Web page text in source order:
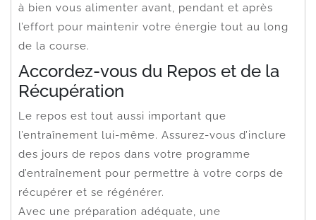
à bien vous alimenter avant, pendant et après
l’effort pour maintenir votre énergie tout au long
de la course.
Accordez-vous du Repos et de la
Récupération
Le repos est tout aussi important que
l’entraînement lui-même. Assurez-vous d’inclure
des jours de repos dans votre programme
d’entraînement pour permettre à votre corps de
récupérer et se régénérer.
Avec une préparation adéquate, une